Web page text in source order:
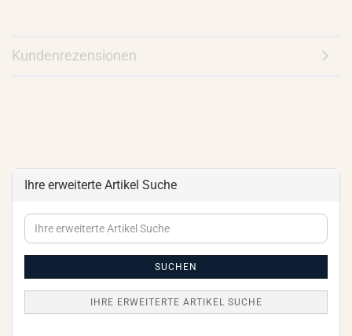
Kundenrezensionen
Ihre erweiterte Artikel Suche
Ihre
erweiterte
SUCHEN
IHRE ERWEITERTE ARTIKEL SUCHE